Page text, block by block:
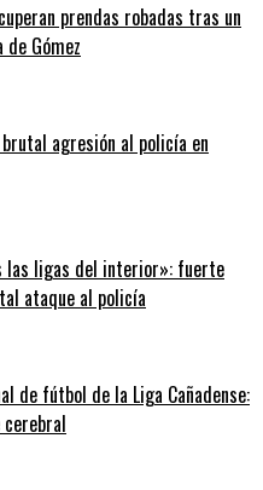
prendas robadas tras un
Gómez
agresión al policía en
las ligas del interior»: fuerte
ataque al policía
de fútbol de la Liga Cañadense: